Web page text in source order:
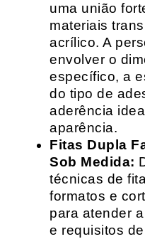
uma união
materiais
acrílico. A
envolver o
específico, a
do tipo de
aderência
aparência.
Fitas Dupla
Sob Medida:
técnicas de
formatos e
para atender
e requisitos